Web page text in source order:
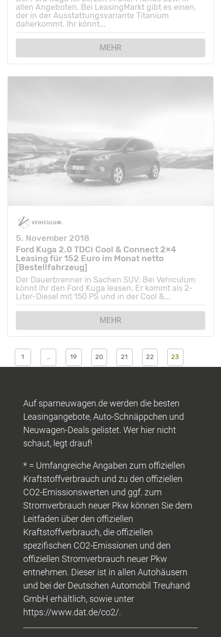
allen Angeboten. Bei LeasingMarkt gibt es einen,
der in der Ausstattungsvariante Titanium
daherkommt. Ihr könnt...
MEHR
5. November 2018
Ford Kuga 2.0 TDCi Cool & Connect 2×4
Leasing für 152 Euro im Monat netto
[Bestellfahrzeug]
Der Dauerbrenner in Sachen SUV: Bei Vehiculum
könnt ihr den Ford Kuga leasen. Er kommt als 2-
Liter-Diesel mit 150 PS und in der Cool &...
MEHR
1 … 19 20 21 22 23
Auf sparneuwagen.de werden die besten
Leasingangebote, Auto-Schnäppchen und
Neuwagen-Deals gelistet. Wer hier nicht
schaut, legt drauf!
* = Umfangreiche Angaben zum offiziellen
Kraftstoffverbrauch und zu den offiziellen
CO2-Emissionswerten und ggf. zum
Stromverbrauch neuer Pkw können Sie dem
Leitfaden über den offiziellen
Kraftstoffverbrauch, die offiziellen
spezifischen CO2-Emissionen und den
offiziellen Stromverbrauch neuer Pkw
entnehmen. Dieser ist in allen Autohäusern
und bei der Deutschen Automobil Treuhand
GmbH erhältlich, sowie unter
https://www.dat.de/co2/.